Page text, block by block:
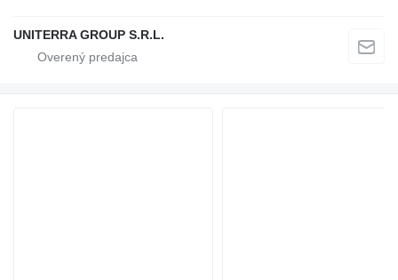
UNITERRA GROUP S.R.L.